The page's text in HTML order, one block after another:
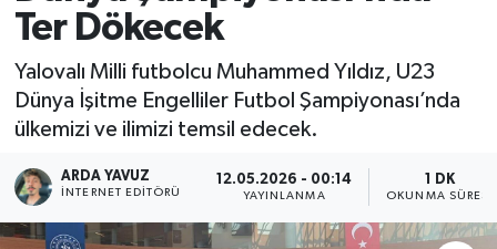
Ter Dökecek
Yalovalı Milli futbolcu Muhammed Yıldız, U23
Dünya İşitme Engelliler Futbol Şampiyonası’nda
ülkemizi ve ilimizi temsil edecek.
ARDA YAVUZ
İNTERNET EDITÖRÜ
12.05.2026 - 00:14
YAYINLANMA
1 DK
OKUNMA SÜRESI
SPOR
İLÇELERİMİZ